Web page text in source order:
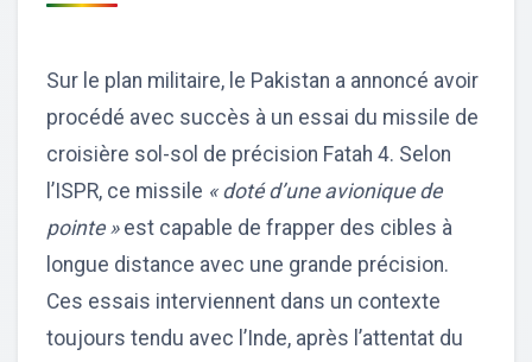
Sur le plan militaire, le Pakistan a annoncé avoir
procédé avec succès à un essai du missile de
croisière sol-sol de précision Fatah 4. Selon
l’ISPR, ce missile « doté d’une avionique de
pointe »est capable de frapper des cibles à
longue distance avec une grande précision.
Ces essais interviennent dans un contexte
toujours tendu avec l’Inde, après l’attentat du